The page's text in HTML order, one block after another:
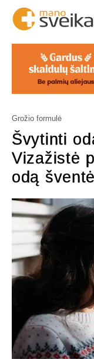
Grožio formulė
Švytinti
Vizažistė
odą